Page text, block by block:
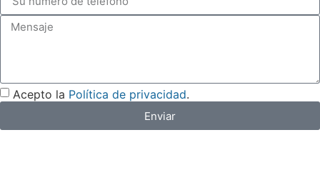
Acepto la Política de privacidad.
Enviar